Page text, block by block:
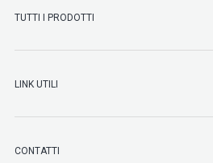
TUTTI I PRODOTTI
LINK UTILI
CONTATTI